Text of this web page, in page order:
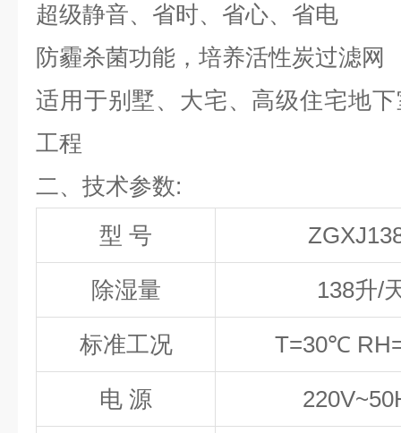
超级静音、省时、省心、省电
防霾杀菌功能，培养活性炭过滤网
适用于别墅、大宅、高级住宅地
工程
二、技术参数:
型 号
ZGXJ
除湿量 138升/
标准工况 T=30℃
电 源